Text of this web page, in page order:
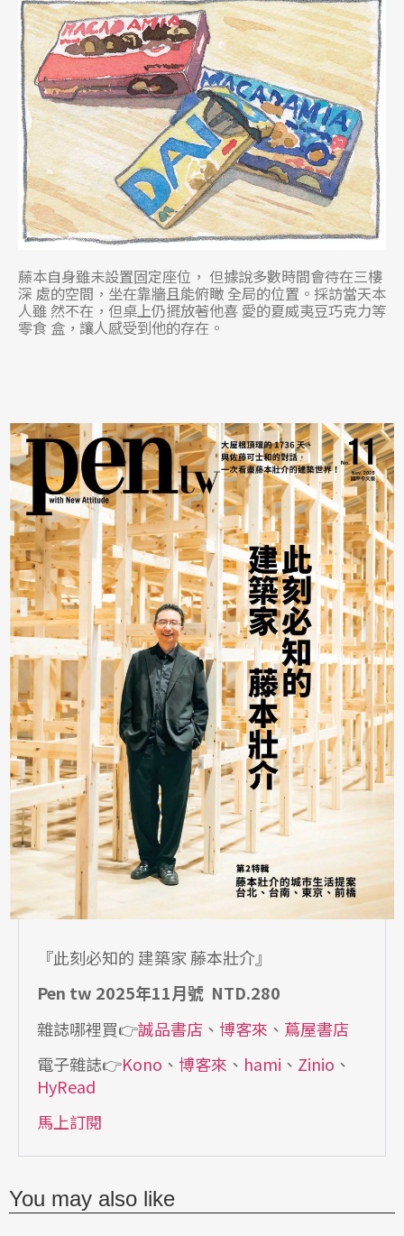
藤本自身雖未設置固定座位， 但據說多數時間會待在三樓
深 處的空間，坐在靠牆且能俯瞰 全局的位置。採訪當天本
人雖 然不在，但桌上仍擺放著他喜 愛的夏威夷豆巧克力等
零食 盒，讓人感受到他的存在。
『此刻必知的 建築家 藤本壯介』
Pen tw 2025年11月號 NTD.280
雜誌哪裡買👉誠品書店 、 博客來 、 蔦屋書店
電子雜誌👉Kono 、 博客來 、 hami 、 Zinio 、
HyRead
馬上訂閱
You may also like